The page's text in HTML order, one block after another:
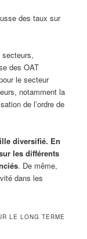
des taux sur
des OAT
le secteur
notamment la
de l’ordre de
diversifié. En
les différents
. De même,
dans les
LE LONG TERME